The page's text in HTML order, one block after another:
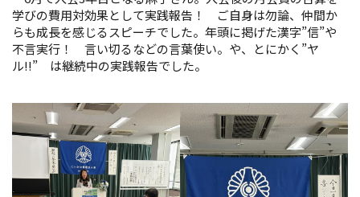
学びの費用対効果として実践報告！ ご自身は勿論、仲間か
らも成長を感じるスピーチでした。年頭に掲げた漢字”信”や
不言実行！ 言い切るなどの言葉使い。や、とにかく”ヤ
ル!!” は継続中の実践報告でした。